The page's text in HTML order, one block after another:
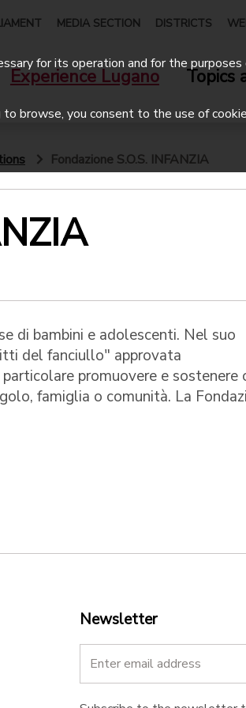
MEDIA SECTION DISTRICTS
Experience Lugano Topics
Fondazione S.O.S. INFANZIA
di bambini e adolescenti. Nel suo
del fanciullo" approvata
promuovere e sostenere
famiglia o comunità. La
Newsletter
for its operation and for the
to browse, you consent to the use of